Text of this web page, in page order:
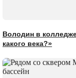
Володин в
какого века?»